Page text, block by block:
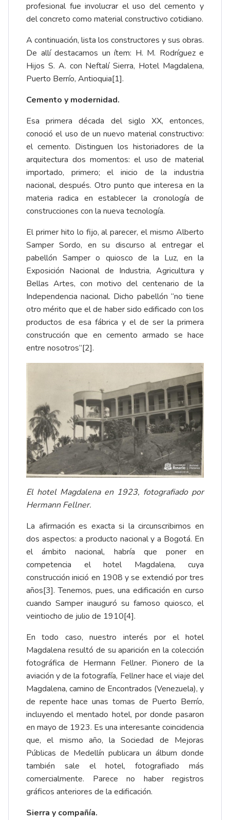
profesional fue involucrar el uso del cemento y
del concreto como material constructivo cotidiano.
A continuación, lista los constructores y sus obras.
De allí destacamos un ítem: H. M. Rodríguez e
Hijos S. A. con Neftalí Sierra, Hotel Magdalena,
Puerto Berrío, Antioquia[1].
Cemento y modernidad.
Esa primera década del siglo XX, entonces,
conoció el uso de un nuevo material constructivo:
el cemento. Distinguen los historiadores de la
arquitectura dos momentos: el uso de material
importado, primero; el inicio de la industria
nacional, después. Otro punto que interesa en la
materia radica en establecer la cronología de
construcciones con la nueva tecnología.
El primer hito lo fijo, al parecer, el mismo Alberto
Samper Sordo, en su discurso al entregar el
pabellón Samper o quiosco de la Luz, en la
Exposición Nacional de Industria, Agricultura y
Bellas Artes, con motivo del centenario de la
Independencia nacional. Dicho pabellón “no tiene
otro mérito que el de haber sido edificado con los
productos de esa fábrica y el de ser la primera
construcción que en cemento armado se hace
entre nosotros”[2].
El hotel Magdalena en 1923, fotografiado por
Hermann Fellner.
La afirmación es exacta si la circunscribimos en
dos aspectos: a producto nacional y a Bogotá. En
el ámbito nacional, habría que poner en
competencia el hotel Magdalena, cuya
construcción inició en 1908 y se extendió por tres
años[3]. Tenemos, pues, una edificación en curso
cuando Samper inauguró su famoso quiosco, el
veintiocho de julio de 1910[4].
En todo caso, nuestro interés por el hotel
Magdalena resultó de su aparición en la colección
fotográfica de Hermann Fellner. Pionero de la
aviación y de la fotografía, Fellner hace el viaje del
Magdalena, camino de Encontrados (Venezuela), y
de repente hace unas tomas de Puerto Berrío,
incluyendo el mentado hotel, por donde pasaron
en mayo de 1923. Es una interesante coincidencia
que, el mismo año, la Sociedad de Mejoras
Públicas de Medellín publicara un álbum donde
también sale el hotel, fotografiado más
comercialmente. Parece no haber registros
gráficos anteriores de la edificación.
Sierra y compañía.